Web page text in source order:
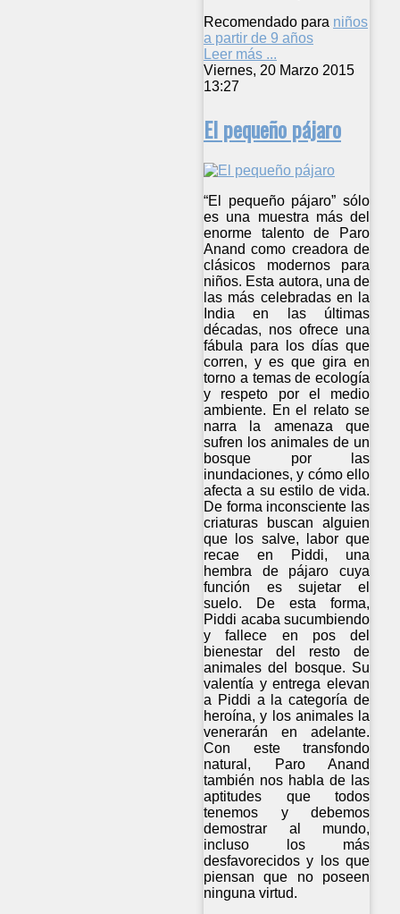
Recomendado para niños
a partir de 9 años
Leer más ...
Viernes, 20 Marzo 2015
13:27
El pequeño pájaro
“El pequeño pájaro” sólo
es una muestra más del
enorme talento de Paro
Anand como creadora de
clásicos modernos para
niños. Esta autora, una de
las más celebradas en la
India en las últimas
décadas, nos ofrece una
fábula para los días que
corren, y es que gira en
torno a temas de ecología
y respeto por el medio
ambiente. En el relato se
narra la amenaza que
sufren los animales de un
bosque por las
inundaciones, y cómo ello
afecta a su estilo de vida.
De forma inconsciente las
criaturas buscan alguien
que los salve, labor que
recae en Piddi, una
hembra de pájaro cuya
función es sujetar el
suelo. De esta forma,
Piddi acaba sucumbiendo
y fallece en pos del
bienestar del resto de
animales del bosque. Su
valentía y entrega elevan
a Piddi a la categoría de
heroína, y los animales la
venerarán en adelante.
Con este transfondo
natural, Paro Anand
también nos habla de las
aptitudes que todos
tenemos y debemos
demostrar al mundo,
incluso los más
desfavorecidos y los que
piensan que no poseen
ninguna virtud.